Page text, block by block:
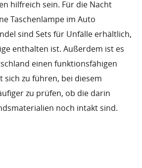
hilfreich sein. Für die Nacht
Taschenlampe im Auto
sind Sets für Unfälle erhältlich,
enthalten ist. Außerdem ist es
einen funktionsfähigen
sich zu führen, bei diesem
zu prüfen, ob die darin
noch intakt sind.